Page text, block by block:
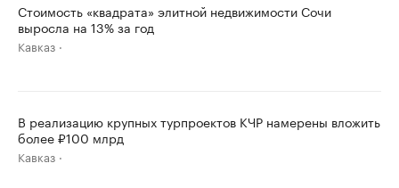
Стоимость «квадрата» элитной недвижимости Сочи
выросла на 13% за год
Кавказ
В реализацию крупных турпроектов КЧР намерены вложить
более ₽100 млрд
Кавказ